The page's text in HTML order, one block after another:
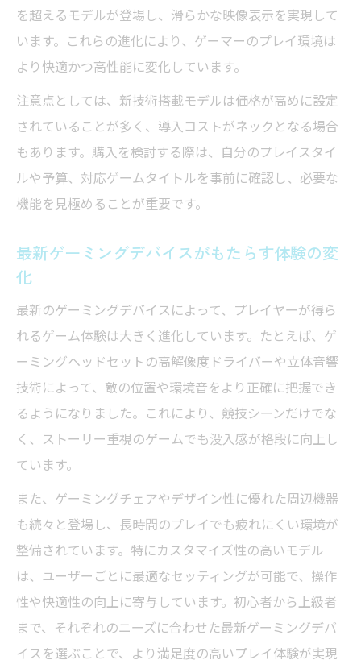
を超えるモデルが登場し、滑らかな映像表示を実現して
います。これらの進化により、ゲーマーのプレイ環境は
より快適かつ高性能に変化しています。
注意点としては、新技術搭載モデルは価格が高めに設定
されていることが多く、導入コストがネックとなる場合
もあります。購入を検討する際は、自分のプレイスタイ
ルや予算、対応ゲームタイトルを事前に確認し、必要な
機能を見極めることが重要です。
最新ゲーミングデバイスがもたらす体験の変
化
最新のゲーミングデバイスによって、プレイヤーが得ら
れるゲーム体験は大きく進化しています。たとえば、ゲ
ーミングヘッドセットの高解像度ドライバーや立体音響
技術によって、敵の位置や環境音をより正確に把握でき
るようになりました。これにより、競技シーンだけでな
く、ストーリー重視のゲームでも没入感が格段に向上し
ています。
また、ゲーミングチェアやデザイン性に優れた周辺機器
も続々と登場し、長時間のプレイでも疲れにくい環境が
整備されています。特にカスタマイズ性の高いモデル
は、ユーザーごとに最適なセッティングが可能で、操作
性や快適性の向上に寄与しています。初心者から上級者
まで、それぞれのニーズに合わせた最新ゲーミングデバ
イスを選ぶことで、より満足度の高いプレイ体験が実現